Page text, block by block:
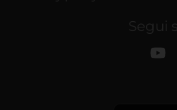
Segui